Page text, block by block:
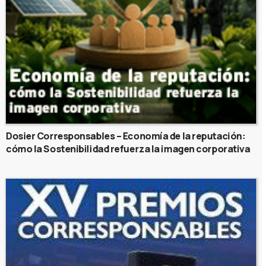
Dosier Corresponsables – Economía de la reputación:
cómo la Sostenibilidad refuerza la imagen corporativa